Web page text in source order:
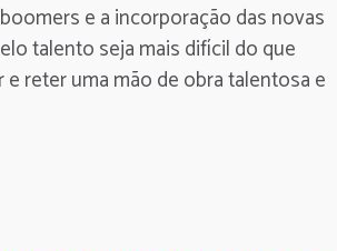
e a incorporação das novas
talento seja mais difícil do que
reter uma mão de obra talentosa e